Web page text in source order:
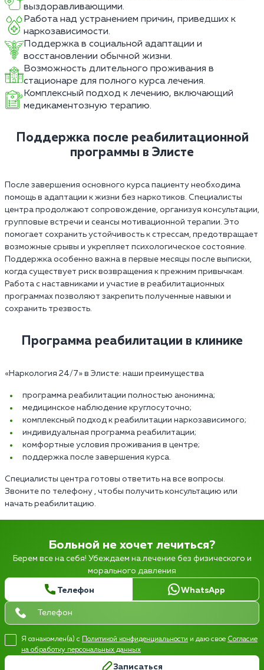
выздоравливающими.
Работа над устранением причин, приведших к
наркозависимости.
Поддержка в социальной адаптации и
восстановлении обычной жизни.
Возможность длительного проживания в
стационаре для полного курса лечения.
Комплексный подход к лечению, включающий
медикаментозную терапию.
Поддержка после реабилитационной
программы в Элисте
После завершения основного курса пациенту необходима
помощь в адаптации к жизни без наркотиков. Специалисты
центра продолжают сопровождение, организуя консультации,
групповые встречи и сеансы мотивационной терапии. Это
помогает сохранить устойчивость к стрессам, предотвращает
возможные срывы и укрепляет психологическое состояние.
Поддержка особенно важна в первые месяцы после выписки,
когда существует риск возвращения к прежним привычкам.
Работа с наставниками и участие в реабилитационных
программах позволяют закрепить полученные навыки и
сохранить трезвость.
Программа реабилитации в клинике
«Наркология 24/7»‎ в Элисте: наши преимущества
программа реабилитации полностью анонимна;
медицинское наблюдение круглосуточно;
комплексный подход к реабилитации наркозависимого;
индивидуальная программа реабилитации;
комфортные условия проживания в центре;
поддержка после завершения курса.
Специалисты центра готовы ответить на все вопросы.
Звоните по телефону , чтобы получить консультацию или
начать реабилитацию.
Больной не хочет лечиться?
Берем все на себя! Убеждаем на лечение без физического и
морального давления
Телефон WhatsApp
Я ознакомлен(а) с Политикой конфиденциальности и даю свое Согласие
на обработку персональных данных
Записаться